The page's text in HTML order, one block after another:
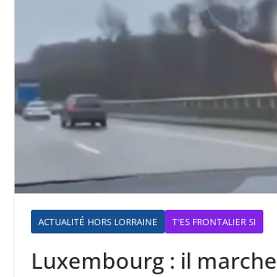
ACTUALITÉ HORS LORRAINE T'ES FRONTALIER SI
Luxembourg : il marche